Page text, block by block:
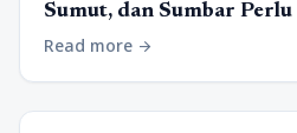
Sumut, dan Sumbar Perlu
Read more arrow_forward